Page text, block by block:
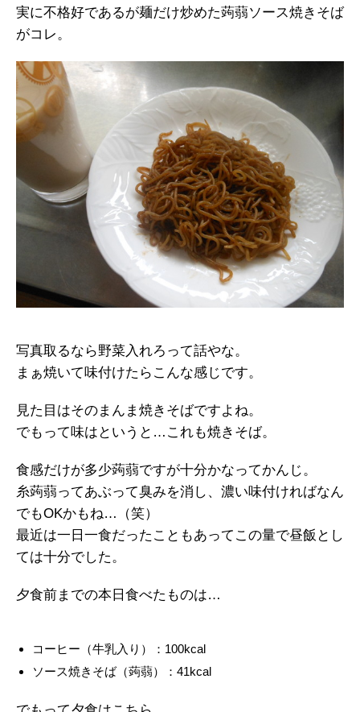
実に不格好であるが麺だけ炒めた蒟蒻ソース焼きそば
がコレ。
写真取るなら野菜入れろって話やな。
まぁ焼いて味付けたらこんな感じです。
見た目はそのまんま焼きそばですよね。
でもって味はというと…これも焼きそば。
食感だけが多少蒟蒻ですが十分かなってかんじ。
糸蒟蒻ってあぶって臭みを消し、濃い味付ければなん
でもOKかもね…（笑）
最近は一日一食だったこともあってこの量で昼飯とし
ては十分でした。
夕食前までの本日食べたものは…
コーヒー（牛乳入り）：100kcal
ソース焼きそば（蒟蒻）：41kcal